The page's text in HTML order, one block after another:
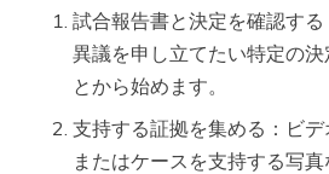
試合報告書と決定を確認す
異議を申し立てたい特定の
とから始めます。
支持する証拠を集める：ビデ
またはケースを支持する写